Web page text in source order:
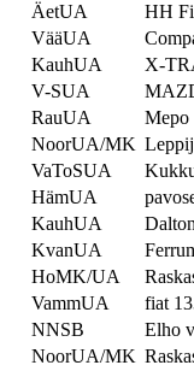
ÄetUA
HH
VääUA
KauhUA
X-
V-SUA
RauUA
Mepo
NoorUA/MK
VaToSUA
HämUA
KauhUA
KvanUA
HoMK/UA
VammUA
fiat
NNSB
Elho
NoorUA/MK